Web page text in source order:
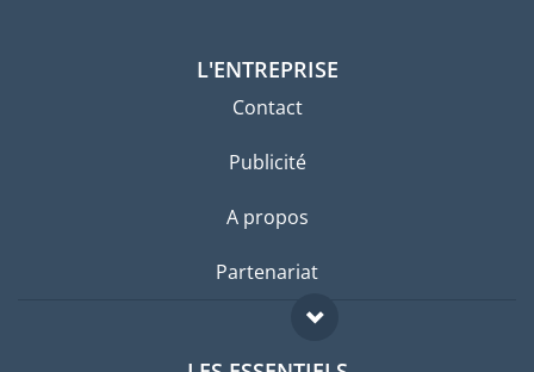
L'ENTREPRISE
Contact
Publicité
A propos
Partenariat